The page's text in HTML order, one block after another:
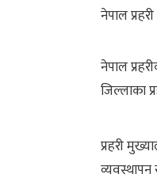
नेपाल
नेपाल
जिल्लाका
प्रहरी
व्यवस्थापन